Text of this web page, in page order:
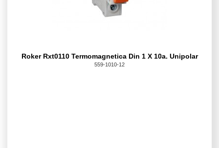
Roker Rxt0110 Termomagnetica Din 1 X 10a. Unipolar
559-1010-12